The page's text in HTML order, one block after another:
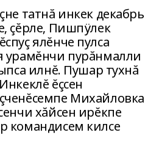
татнă инкек декабрь
çĕрле‚ Пишпÿлек
ялĕнче пулса
урамĕнчи пурăнмалли
илнĕ. Пушар тухнă
ĕçсен
Михайловка
хăйсен ирĕкпе
командисем килсе